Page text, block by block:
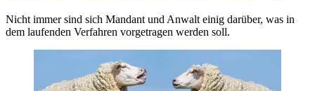
Nicht immer sind sich Mandant und Anwalt einig darüber, was in
dem laufenden Verfahren vorgetragen werden soll.